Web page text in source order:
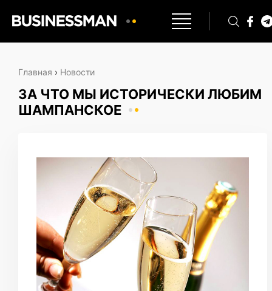
Главная › Новости
ЗА ЧТО МЫ ИСТОРИЧЕСКИ ЛЮБИМ
ШАМПАНСКОЕ